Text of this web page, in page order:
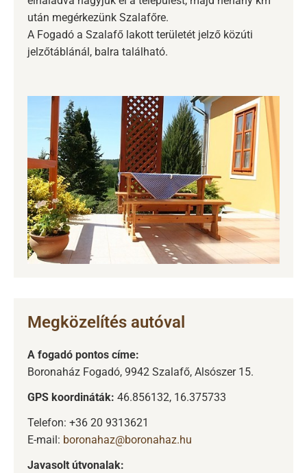
után megérkezünk Szalafőre.
A Fogadó a Szalafő lakott területét jelző közúti
jelzőtáblánál, balra található.
Megközelítés autóval
A fogadó pontos címe:
Boronaház Fogadó, 9942 Szalafő, Alsószer 15.
GPS koordináták: 46.856132, 16.375733
Telefon: +36 20 9313621
E-mail: boronahaz@boronahaz.hu
Javasolt útvonalak: